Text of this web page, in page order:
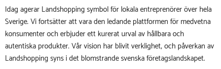
Idag agerar Landshopping symbol för lokala entreprenörer över hela
Sverige. Vi fortsätter att vara den ledande plattformen för medvetna
konsumenter och erbjuder ett kurerat urval av hållbara och
autentiska produkter. Vår vision har blivit verklighet, och påverkan av
Landshopping syns i det blomstrande svenska företagslandskapet.